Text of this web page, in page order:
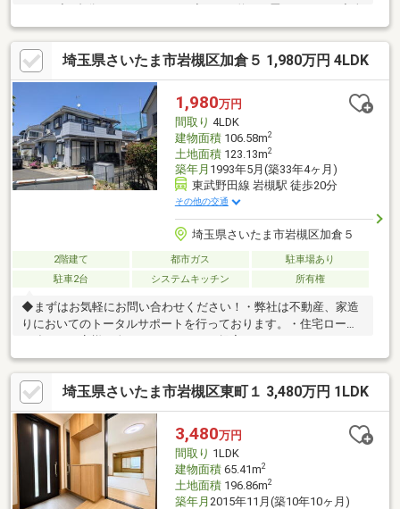
ます。◆2台分のカースペース。◆LDKは約14.5畳あります。◆全
居室二面採光の間取り設計◆太陽光発電システム付きです。～リ
ビングメッセージ～・はくつる幼稚園まで・・・約560m・美幸保
育園まで・・・約530m・城北小学校まで・・・約310m・城北中
学校まで・・・約910m・Big-A東岩槻店まで・・・約1 900m・ベ
ルクス岩槻城北店まで・・・約800m・ファミリーマート岩槻本宿
店まで・・・約670m・岩槻西原郵便局まで・・・約960m
埼玉県さいたま市岩槻区加倉５ 1,980万円 4LDK
1,980万円
間取り 4LDK
建物面積106.58m2
土地面積123.13m2
築年月 1993年5月(築33年4ヶ月)
東武野田線 岩槻駅 徒歩20分
その他の交通
埼玉県さいたま市岩槻区加倉５
2階建て 都市ガス
駐車場あり
駐車2台
システムキッチン 所有権
◆まずはお気軽にお問い合わせください！・弊社は不動産、家造
りにおいてのトータルサポートを行っております。・住宅ローン
す。・スタッフ一同、誠心誠意ご対応させていただきます！◆経
験知識が豊富なスタッフが在籍！迅速な対応を心掛けておりま
す。・お問合せを受けてから即日ご対応をさせていただきま
す。・その他物件情報も多数ございます！お気軽にお問い合わせ
ください。
埼玉県さいたま市岩槻区東町１ 3,480万円 1LDK
3,480万円
間取り 1LDK
建物面積65.41m2
土地面積196.86m2
築年月 2015年11月(築10年10ヶ月)